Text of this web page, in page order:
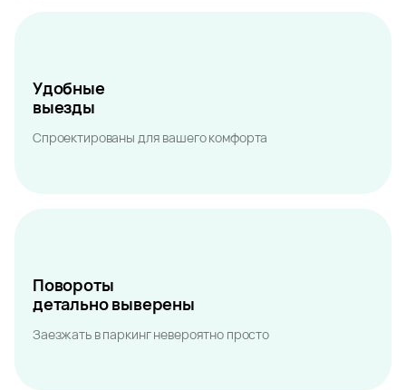
Удобные
выезды
Спроектированы для вашего комфорта
Повороты
детально выверены
Заезжать в паркинг невероятно просто